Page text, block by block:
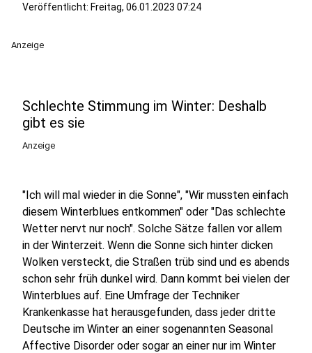
Veröffentlicht: Freitag, 06.01.2023 07:24
Anzeige
Schlechte Stimmung im Winter: Deshalb
gibt es sie
Anzeige
"Ich will mal wieder in die Sonne", "Wir mussten einfach
diesem Winterblues entkommen" oder "Das schlechte
Wetter nervt nur noch". Solche Sätze fallen vor allem
in der Winterzeit. Wenn die Sonne sich hinter dicken
Wolken versteckt, die Straßen trüb sind und es abends
schon sehr früh dunkel wird. Dann kommt bei vielen der
Winterblues auf. Eine Umfrage der Techniker
Krankenkasse hat herausgefunden, dass jeder dritte
Deutsche im Winter an einer sogenannten Seasonal
Affective Disorder oder sogar an einer nur im Winter